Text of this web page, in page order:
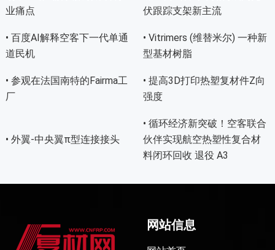
业痛点
伏跟踪支架新主流
• 百度AI解释空客下一代单通
道民机
• Vitrimers (维替米尔) 一种新
型基材树脂
• 参观在法国南特的Fairma工
厂
• 提高3D打印热塑复材件Z向
强度
• 外翼-中央翼π型连接接头
• 循环经济新突破！空客联合
伙伴实现航空热塑性复合材
料闭环回收 退役 A3
网站信息